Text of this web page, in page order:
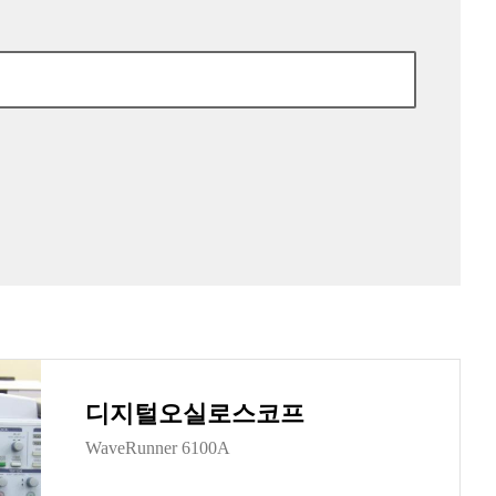
디지털오실로스코프
WaveRunner 6100A